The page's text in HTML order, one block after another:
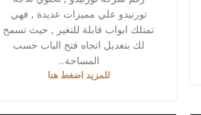
تورنيدو علي مميزات عديدة , فهي
تمتلك ابواب قابلة للتغير , حيث تسمح
لك بتعديل اتجاه فتح الباب حسب
المساحة...
للمزيد اضغط هنا